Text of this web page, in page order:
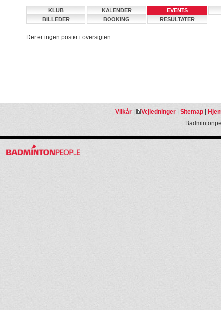
KLUB KALENDER
EVENTS
BILLEDER
BOOKING RESULTATER
Der er ingen poster i oversigten
Vilkår| Vejledninger| Sitemap|